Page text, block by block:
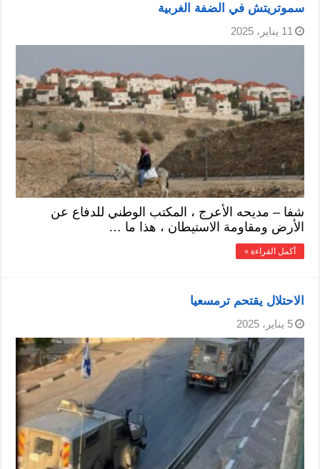
سموتريتش في الضفة الغربية
11 يناير، 2025
شفا – مديحه الأعرج ، المكتب الوطني للدفاع عن
الأرض ومقاومة الاستيطان ، هذا ما …
أكمل القراءة »
الاحتلال يقتحم ترمسعيا
5 يناير، 2025